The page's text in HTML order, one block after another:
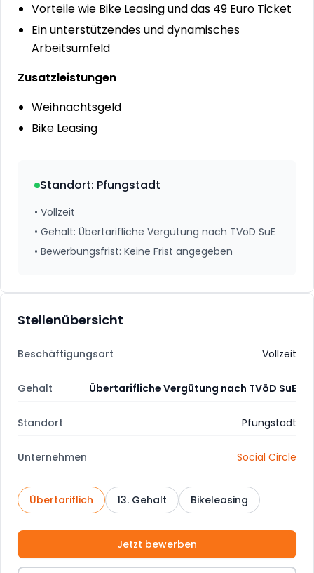
Vorteile wie Bike Leasing und das 49 Euro Ticket
Ein unterstützendes und dynamisches
Arbeitsumfeld
Zusatzleistungen
Weihnachtsgeld
Bike Leasing‍
Standort: Pfungstadt
• Vollzeit
• Gehalt: Übertarifliche Vergütung nach TVöD SuE
• Bewerbungsfrist: Keine Frist angegeben
Stellenübersicht
Beschäftigungsart Vollzeit
Gehalt Übertarifliche Vergütung nach TVöD SuE
Standort Pfungstadt
Unternehmen Social Circle
Übertariflich 13. Gehalt Bikeleasing
Jetzt bewerben